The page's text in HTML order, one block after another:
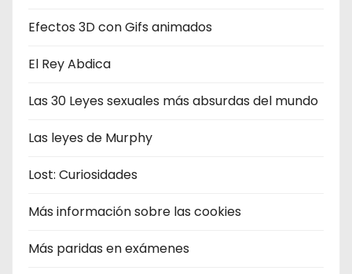
Efectos 3D con Gifs animados
El Rey Abdica
Las 30 Leyes sexuales más absurdas del mundo
Las leyes de Murphy
Lost: Curiosidades
Más información sobre las cookies
Más paridas en exámenes